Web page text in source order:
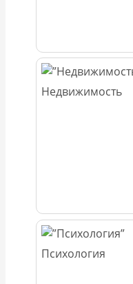
Недвижимость
Психология